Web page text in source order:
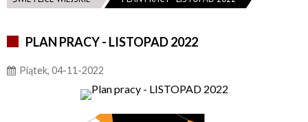
PLAN PRACY - LISTOPAD 2022
Piątek, 04-11-2022